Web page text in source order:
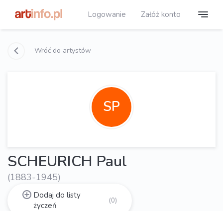
Logowanie Załóż konto
Wróć do artystów
SP
SCHEURICH Paul
(1883-1945)
Dodaj do listy
życzeń
(0)